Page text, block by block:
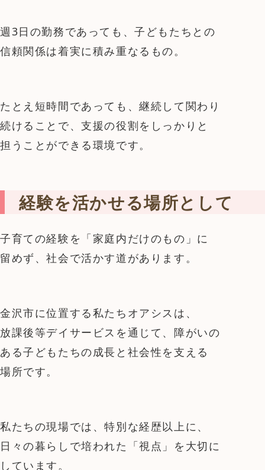
週3日の勤務であっても、子どもたちとの
信頼関係は着実に積み重なるもの。
たとえ短時間であっても、継続して関わり
続けることで、支援の役割をしっかりと
担うことができる環境です。
経験を活かせる場所として
子育ての経験を「家庭内だけのもの」に
留めず、社会で活かす道があります。
金沢市に位置する私たちオアシスは、
放課後等デイサービスを通じて、障がいの
ある子どもたちの成長と社会性を支える
場所です。
私たちの現場では、特別な経歴以上に、
日々の暮らしで培われた「視点」を大切に
しています。